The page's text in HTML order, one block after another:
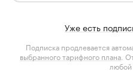
Уже есть
Подписка продлевается
выбранного тарифного плана .